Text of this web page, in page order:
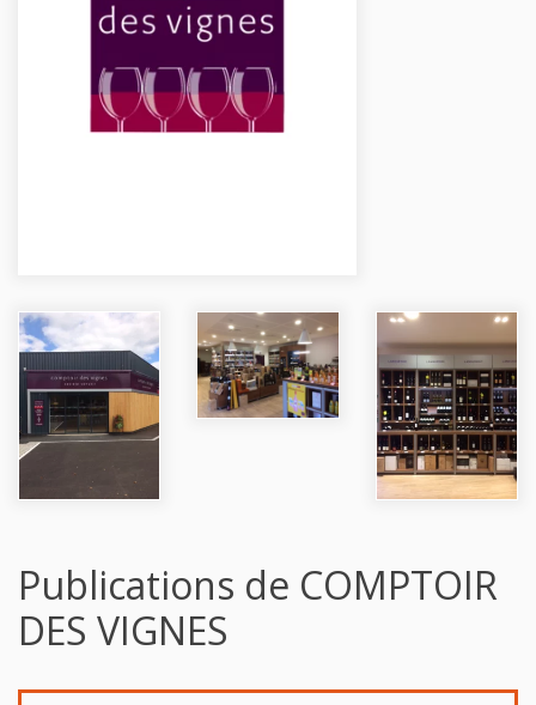
Publications de COMPTOIR
DES VIGNES